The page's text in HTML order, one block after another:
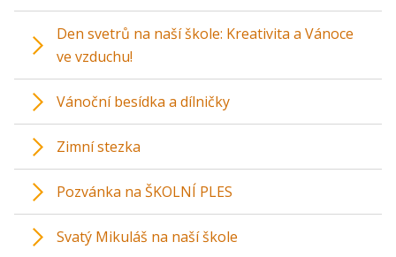
Den svetrů na naší škole: Kreativita a Vánoce
ve vzduchu!
Vánoční besídka a dílničky
Zimní stezka
Pozvánka na ŠKOLNÍ PLES
Svatý Mikuláš na naší škole